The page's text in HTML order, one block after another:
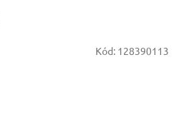
Kód: 128390113